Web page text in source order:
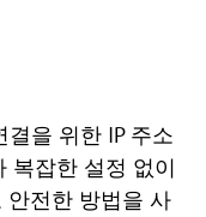
을 위한 IP 주소
복잡한 설정 없이
안전한 방법을 사